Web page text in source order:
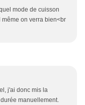
mode de cuisson
on verra bien<br
j'ai donc mis la
manuellement.